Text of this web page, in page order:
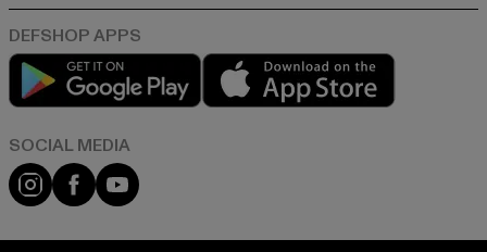
Play market
Instagram
FacebookYouTube